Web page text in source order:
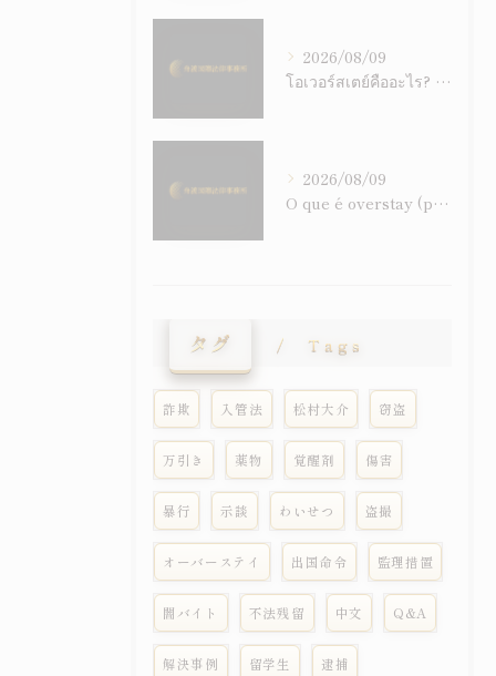
2026/08/09
โอเวอร์สเตย์คืออะไร? อธิบายความรับผิดทางอาญา การอนุญาตพำนักพิเศษ และระบบคำสั่งให้เดินทางออกนอกประเทศอย่างเข้าใจง่าย
2026/08/09
O que é overstay (permanência irregular)? Responsabilidade criminal, permissão especial de permanência e sistema de ordem de saída explicados de forma clara
タグ Tags
詐欺 入管法 松村大介 窃盗
万引き 薬物 覚醒剤 傷害
暴行 示談 わいせつ 盗撮
オーバーステイ 出国命令 監理措置
闇バイト 不法残留 中文 Q&A
解決事例 留学生 逮捕